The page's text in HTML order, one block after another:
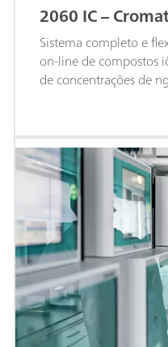
2060 IC –
Sistema completo e
on-line de compostos
de concentrações de